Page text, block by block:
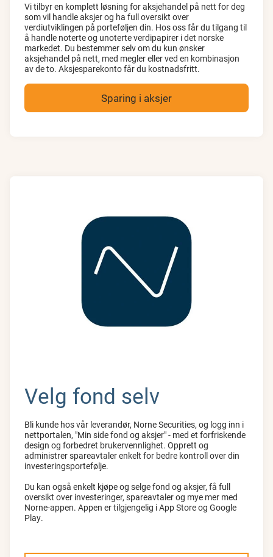
Vi tilbyr en komplett løsning for aksjehandel på nett for deg
som vil handle aksjer og ha full oversikt over
verdiutviklingen på porteføljen din. Hos oss får du tilgang til
å handle noterte og unoterte verdipapirer i det norske
markedet. Du bestemmer selv om du kun ønsker
aksjehandel på nett, med megler eller ved en kombinasjon
av de to. Aksjesparekonto får du kostnadsfritt.
Sparing i aksjer
Velg fond selv
Bli kunde hos vår leverandør, Norne Securities, og logg inn i
nettportalen, "Min side fond og aksjer" - med et forfriskende
design og forbedret brukervennlighet. Opprett og
administrer spareavtaler enkelt for bedre kontroll over din
investeringsportefølje.
Du kan også enkelt kjøpe og selge fond og aksjer, få full
oversikt over investeringer, spareavtaler og mye mer med
Norne-appen. Appen er tilgjengelig i App Store og Google
Play.